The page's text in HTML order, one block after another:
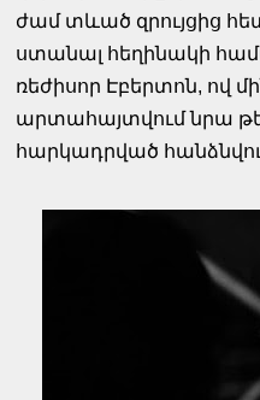
ժամ տևած զրույցից
ստանալ հեղինակի
ռեժիսոր Էբերտոն, ով
արտահայտվում նրա
հարկադրված